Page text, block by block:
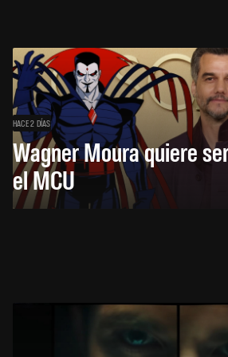
HACE 2 DÍAS
Wagner Moura quiere
el MCU